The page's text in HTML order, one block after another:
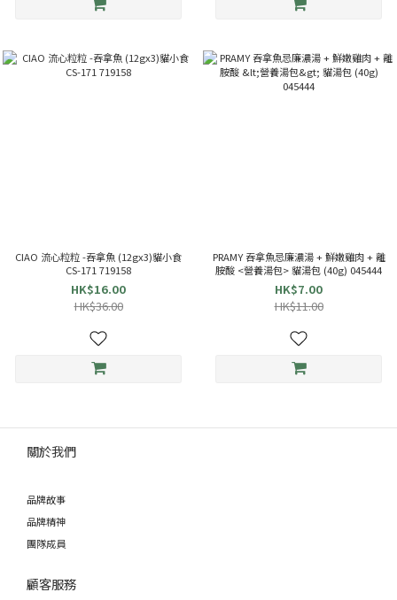
CIAO 流心粒粒 -吞拿魚 (12gx3)貓小食
CS-171 719158
HK$16.00
HK$36.00
PRAMY 吞拿魚忌廉濃湯 + 鮮嫩雞肉 + 離
胺酸 <營養湯包> 貓湯包 (40g) 045444
HK$7.00
HK$11.00
關於我們
品牌故事
品牌精神
團隊成員
顧客服務